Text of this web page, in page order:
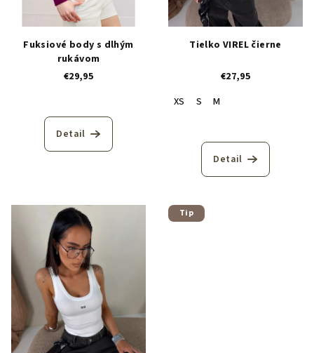
Fuksiové body s dlhým
rukávom
€29,95
Detail
Tielko VIREL čierne
€27,95
XS
S M
Detail
Tip